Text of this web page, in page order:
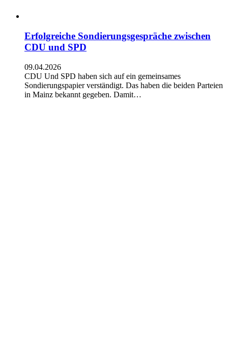
Erfolgreiche Sondierungsgespräche zwischen
CDU und SPD
09.04.2026
CDU Und SPD haben sich auf ein gemeinsames
Sondierungspapier verständigt. Das haben die beiden Parteien
in Mainz bekannt gegeben. Damit…